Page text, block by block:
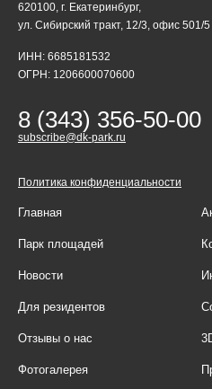
620100, г. Екатеринбург,
ул. Сибирский тракт, 12/3, офис 501/5
ИНН: 6685181532
ОГРН: 1206600070600
8 (343) 356-50-00
subscribe@dk-park.ru
Политика конфиденциальности
Главная
Парк площадей
Новости
Для резидентов
Отзывы о нас
Фотогалерея